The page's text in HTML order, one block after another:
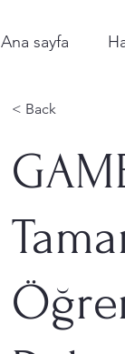
Ana sayfa
< Back